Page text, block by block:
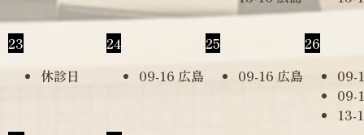
23
休診日
24
09-16 広島
25
09-16 広島
26
09-
09-
13-